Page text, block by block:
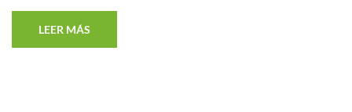
LEER MÁS